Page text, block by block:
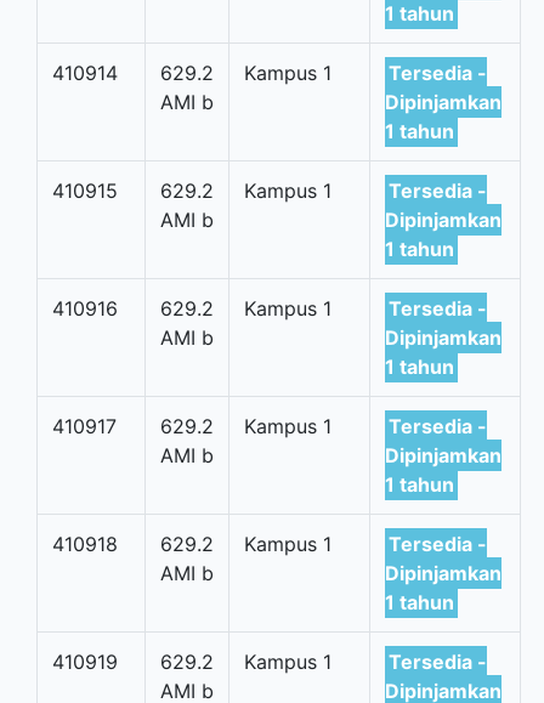
1 tahun
410914
629.2
AMI b
Kampus 1
Tersedia -
Dipinjamkan
1 tahun
410915
629.2
AMI b
Kampus 1
Tersedia -
Dipinjamkan
1 tahun
410916
629.2
AMI b
Kampus 1
Tersedia -
Dipinjamkan
1 tahun
410917
629.2
AMI b
Kampus 1
Tersedia -
Dipinjamkan
1 tahun
410918
629.2
AMI b
Kampus 1
Tersedia -
Dipinjamkan
1 tahun
410919
629.2
AMI b
Kampus 1
Tersedia -
Dipinjamkan